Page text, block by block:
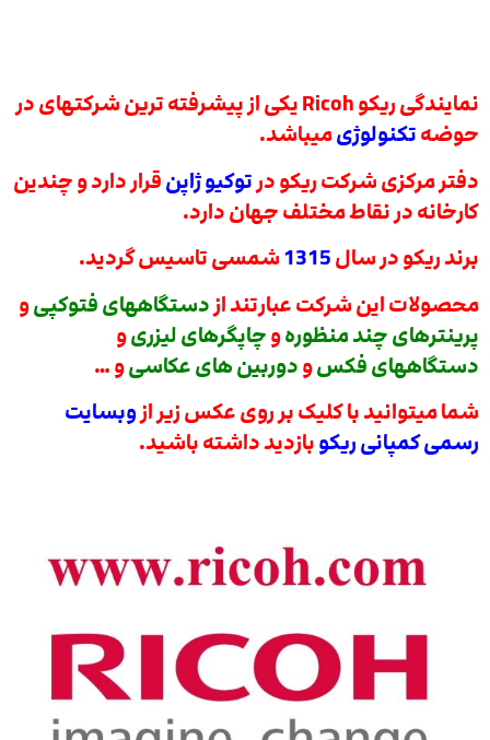
نمایندگی ریکو Ricoh یکی از پیشرفته ترین شرکتهای در
حوضهتکنولوژیمیباشد.
دفتر مرکزی شرکت ریکو درتوکیو ژاپنقرار دارد و چندین
کارخانه در نقاط مختلف جهان دارد.
برند ریکو در سال1315شمسی تاسیس گردید.
محصولات این شرکت عبارتند از دستگاههای فتوکپیو
پرینترهای چند منظورهوچاپگرهای لیزریو
دستگاههای فکسودوربین های عکاسیو …
شما میتوانید با کلیک بر روی عکس زیر ازوبسایت
رسمی کمپانی ریکوبازدید داشته باشید.